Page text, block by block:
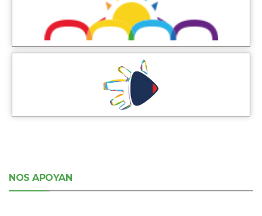
NOS APOYAN